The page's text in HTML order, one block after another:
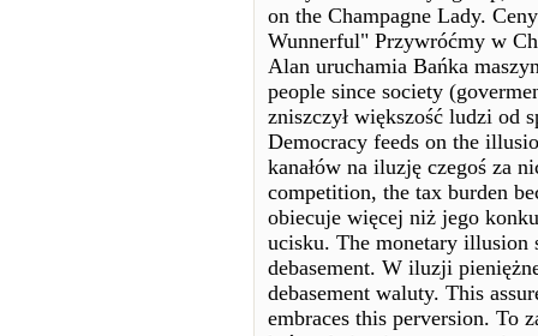
on the Champagne Lady.
Wunnerful" Przywróćmy w
Alan uruchamia Bańka
people since society
zniszczył większość ludzi od
Democracy feeds on the
kanałów na iluzję czegoś za
competition, the tax burden
obiecuje więcej niż jego
ucisku. The monetary illusion
debasement. W iluzji
debasement waluty. This
embraces this perversion. To